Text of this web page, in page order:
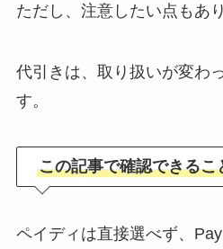
ただし、注意したい点もあ
代引きは、取り扱いが変わ
す。
この記事で確認できるこ
ペイディは直接選べず、